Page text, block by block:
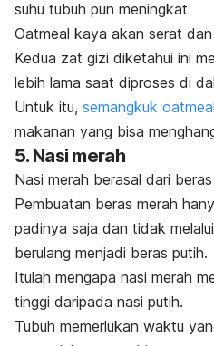
suhu tubuh pun meningkat
Oatmeal kaya akan serat dan
Kedua zat gizi diketahui ini
lebih lama saat diproses di
Untuk itu, semangkuk oatmeal
makanan yang bisa
5. Nasi merah
Nasi merah berasal dari
Pembuatan beras merah
padinya saja dan tidak
berulang menjadi beras putih.
Itulah mengapa nasi merah
tinggi daripada nasi putih.
Tubuh memerlukan waktu